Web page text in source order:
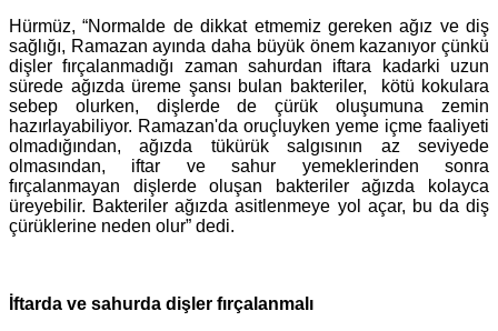
Hürmüz, “Normalde de dikkat etmemiz gereken ağız ve diş
sağlığı, Ramazan ayında daha büyük önem kazanıyor çünkü
dişler fırçalanmadığı zaman sahurdan iftara kadarki uzun
sürede ağızda üreme şansı bulan bakteriler, kötü kokulara
sebep olurken, dişlerde de çürük oluşumuna zemin
hazırlayabiliyor. Ramazan'da oruçluyken yeme içme faaliyeti
olmadığından, ağızda tükürük salgısının az seviyede
olmasından, iftar ve sahur yemeklerinden sonra
fırçalanmayan dişlerde oluşan bakteriler ağızda kolayca
üreyebilir. Bakteriler ağızda asitlenmeye yol açar, bu da diş
çürüklerine neden olur” dedi.
İftarda ve sahurda dişler fırçalanmalı